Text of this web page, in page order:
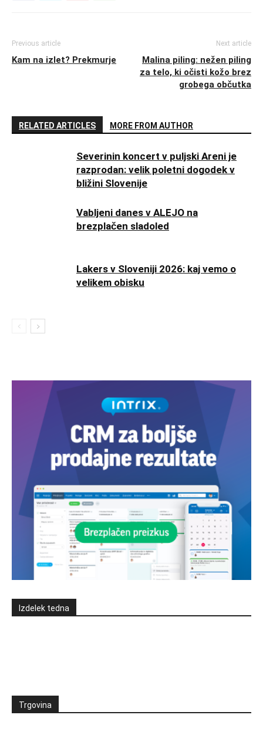
Previous article
Kam na izlet? Prekmurje
Next article
Malina piling: nežen piling
za telo, ki očisti kožo brez
grobega občutka
RELATED ARTICLES MORE FROM AUTHOR
Severinin koncert v puljski Areni je
razprodan: velik poletni dogodek v
bližini Slovenije
Vabljeni danes v ALEJO na
brezplačen sladoled
Lakers v Sloveniji 2026: kaj vemo o
velikem obisku
Izdelek tedna
Trgovina